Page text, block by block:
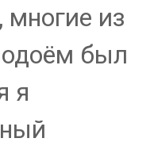
многие из
был
я